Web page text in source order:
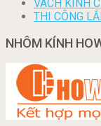
VÁCH KÍNH
THI CÔNG
NHÔM KÍNH